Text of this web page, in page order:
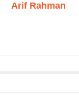
Arif Rahman